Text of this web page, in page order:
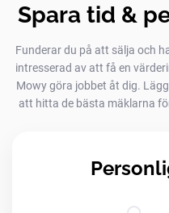
Spara tid &
Funderar du på att sälja och
intresserad av att få en
Mowy göra jobbet åt dig.
att hitta de bästa mäklarna